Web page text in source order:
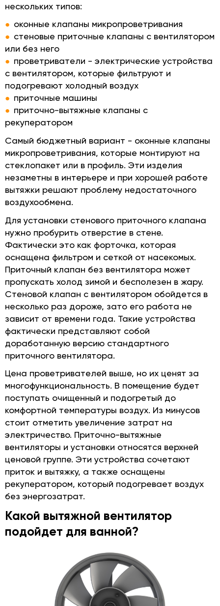
нескольких типов:
оконные клапаны микропроветривания
стеновые приточные клапаны с вентилятором
или без него
проветриватели - электрические устройства
с вентилятором, которые фильтруют и
подогревают холодный воздух
приточные машины
приточно-вытяжные клапаны с
рекуператором
Самый бюджетный вариант - оконные клапаны
микропроветривания, которые монтируют на
стеклопакет или в профиль. Эти изделия
незаметны в интерьере и при хорошей работе
вытяжки решают проблему недостаточного
воздухообмена.
Для установки стенового приточного клапана
нужно пробурить отверстие в стене.
Фактически это как форточка, которая
оснащена фильтром и сеткой от насекомых.
Приточный клапан без вентилятора может
пропускать холод зимой и бесполезен в жару.
Стеновой клапан с вентилятором обойдется в
несколько раз дороже, зато его работа не
зависит от времени года. Такие устройства
фактически представляют собой
доработанную версию стандартного
приточного вентилятора.
Цена проветривателей выше, но их ценят за
многофункциональность. В помещение будет
поступать очищенный и подогретый до
комфортной температуры воздух. Из минусов
стоит отметить увеличение затрат на
электричество. Приточно-вытяжные
вентиляторы и установки относятся верхней
ценовой группе. Эти устройства сочетают
приток и вытяжку, а также оснащены
рекуператором, который подогревает воздух
без энергозатрат.
Какой вытяжной вентилятор
подойдет для ванной?